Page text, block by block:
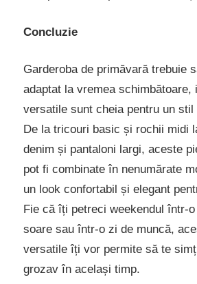
Concluzie
Garderoba de primăvară trebuie
adaptat la vremea schimbătoare,
versatile sunt cheia pentru un
De la tricouri basic și rochii midi
denim și pantaloni largi, aceste
pot fi combinate în nenumărate
un look confortabil și elegant
Fie că îți petreci weekendul într-
soare sau într-o zi de muncă,
versatile îți vor permite să te
grozav în același timp.